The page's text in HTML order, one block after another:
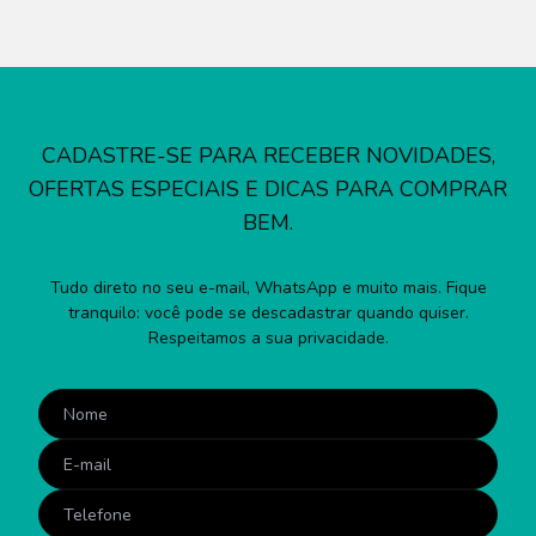
CADASTRE-SE PARA RECEBER NOVIDADES,
OFERTAS ESPECIAIS E DICAS PARA COMPRAR
BEM.
Tudo direto no seu e-mail, WhatsApp e muito mais. Fique
tranquilo: você pode se descadastrar quando quiser.
Respeitamos a sua privacidade.